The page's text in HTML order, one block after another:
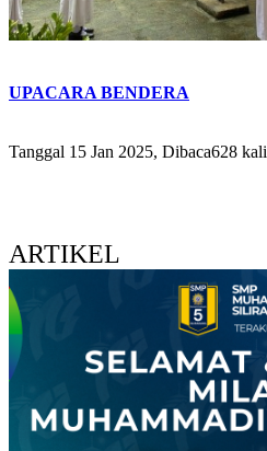
UPACARA BENDERA
Tanggal 15 Jan 2025, Dibaca628 kali
ARTIKEL